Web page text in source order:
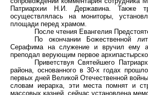
Патриархии Н.И. Державина. Также
осуществлялась на мониторы,
площади перед храмом.
После чтения Евангелия
По окончании Божественной
Серафима на служение и вручил ему
преподал верующим первое
Приветствуя Святейшего
района, основанного в 30-х годах
первых дней Великой Отечественной
словам иерарха, эти места помнят и
массовых казней, сейчас установлена